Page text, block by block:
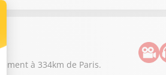
à 334km de Paris.